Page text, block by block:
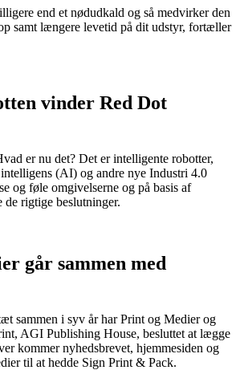
end et nødudkald og så medvirker den
samt længere levetid på dit udstyr, fortæller
vinder Red Dot
er nu det? Det er intelligente robotter,
(AI) og andre nye Industri 4.0
og føle omgivelserne og på basis af
rigtige beslutninger.
går sammen med
sammen i syv år har Print og Medier og
AGI Publishing House, besluttet at lægge
kommer nyhedsbrevet, hjemmesiden og
til at hedde Sign Print & Pack.